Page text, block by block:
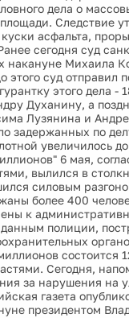
дела о
Следствие
асфальта,
сегодня суд
накануне Михаила
этого суд отправил
этого дела -
Духанину, а
Лузянина и
задержанных по
увеличилось
6 мая,
вылился в
силовым
более 400
к
полиции,
состоится
Сегодня,
за нарушения на
газета
президентом